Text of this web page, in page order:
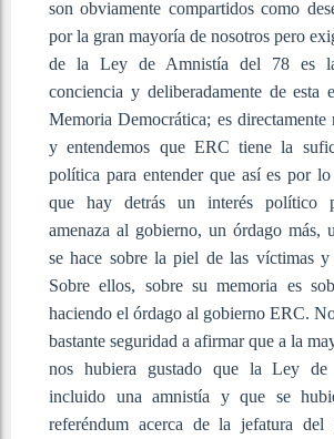
son obviamente compartidos como
por la gran mayoría de nosotros pero
de la Ley de Amnistía del 78 es
conciencia y deliberadamente de esta
Memoria Democrática; es directamente
y entendemos que ERC tiene la
política para entender que así es por
que hay detrás un interés político
amenaza al gobierno, un órdago más,
se hace sobre la piel de las víctimas y
Sobre ellos, sobre su memoria es
haciendo el órdago al gobierno ERC.
bastante seguridad a afirmar que a la
nos hubiera gustado que la Ley
incluido una amnistía y que se
referéndum acerca de la jefatura del